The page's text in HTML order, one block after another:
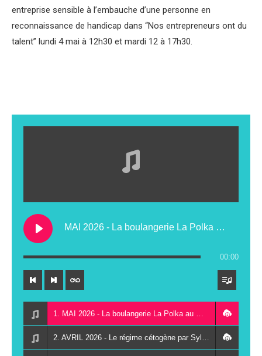
entreprise sensible à l’embauche d’une personne en
reconnaissance de handicap dans “Nos entrepreneurs ont du
talent” lundi 4 mai à 12h30 et mardi 12 à 17h30.
MAI 2026 - La boulangerie La Polka au Mans emploie une patissière malentendante
00:00